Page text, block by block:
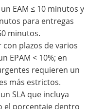
EAM ≤ 10 minutos y
para entregas
minutos.
plazos de varios
EPAM < 10%; en
requieren un
más estrictos.
SLA que incluya
el porcentaje dentro